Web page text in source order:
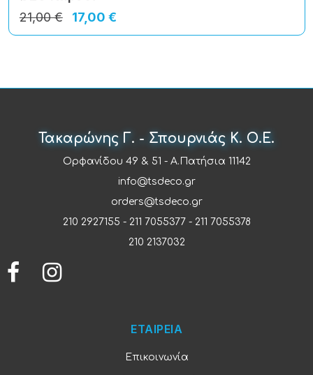
17,00 €
21,00 €
Τακαρώνης Γ. - Σπουρνιάς Κ. Ο.Ε.
Ορφανίδου 49 & 51 - Α.Πατήσια 11142
info@tsdeco.gr
orders@tsdeco.gr
210 2927155 - 211 7055377- 211 7055378
210 2137032
ΕΤΑΙΡΕΙΑ
Επικοινωνία